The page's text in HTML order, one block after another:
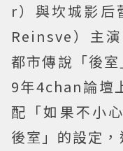
r）與坎城影后
Reinsve）主
都市傳說「後
9年4chan論壇
配「如果不小
後室」的設定